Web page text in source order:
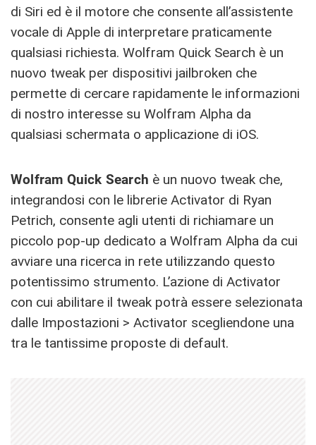
di Siri ed è il motore che consente all’assistente
vocale di Apple di interpretare praticamente
qualsiasi richiesta. Wolfram Quick Search è un
nuovo tweak per dispositivi jailbroken che
permette di cercare rapidamente le informazioni
di nostro interesse su Wolfram Alpha da
qualsiasi schermata o applicazione di iOS.
Wolfram Quick Search è un nuovo tweak che,
integrandosi con le librerie Activator di Ryan
Petrich, consente agli utenti di richiamare un
piccolo pop-up dedicato a Wolfram Alpha da cui
avviare una ricerca in rete utilizzando questo
potentissimo strumento. L’azione di Activator
con cui abilitare il tweak potrà essere selezionata
dalle Impostazioni > Activator scegliendone una
tra le tantissime proposte di default.